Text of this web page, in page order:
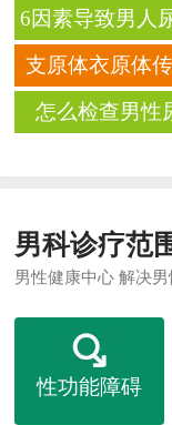
炎成顽症
6因素导致男人
顽症吗?
支原体衣原体
有哪些呢
怎么检查男性
男科诊疗范
男性健康中心 解决
性功能障碍